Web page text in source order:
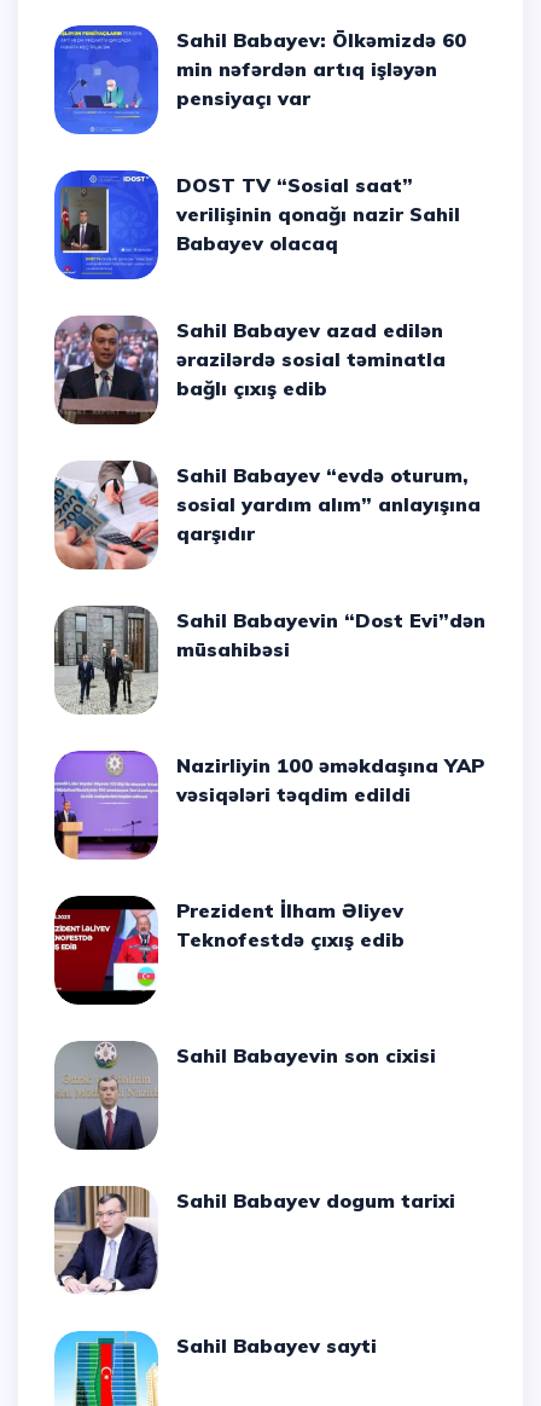
Sahil Babayev: Ölkəmizdə 60
min nəfərdən artıq işləyən
pensiyaçı var
DOST TV “Sosial saat”
verilişinin qonağı nazir Sahil
Babayev olacaq
Sahil Babayev azad edilən
ərazilərdə sosial təminatla
bağlı çıxış edib
Sahil Babayev “evdə oturum,
sosial yardım alım” anlayışına
qarşıdır
Sahil Babayevin “Dost Evi”dən
müsahibəsi
Nazirliyin 100 əməkdaşına YAP
vəsiqələri təqdim edildi
Prezident İlham Əliyev
Teknofestdə çıxış edib
Sahil Babayevin son cixisi
Sahil Babayev dogum tarixi
Sahil Babayev sayti